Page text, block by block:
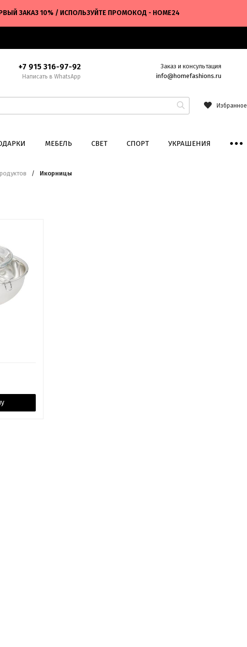
ЗАКАЗ 10% / ИСПОЛЬЗУЙТЕ ПРОМОКОД - HOME24
+7 915 316-97-92
Написать в WhatsApp
Заказ и консультация
info@homefashions.ru
Избранное
МЕБЕЛЬ СВЕТ СПОРТ УКРАШЕНИЯ
/ Икорницы